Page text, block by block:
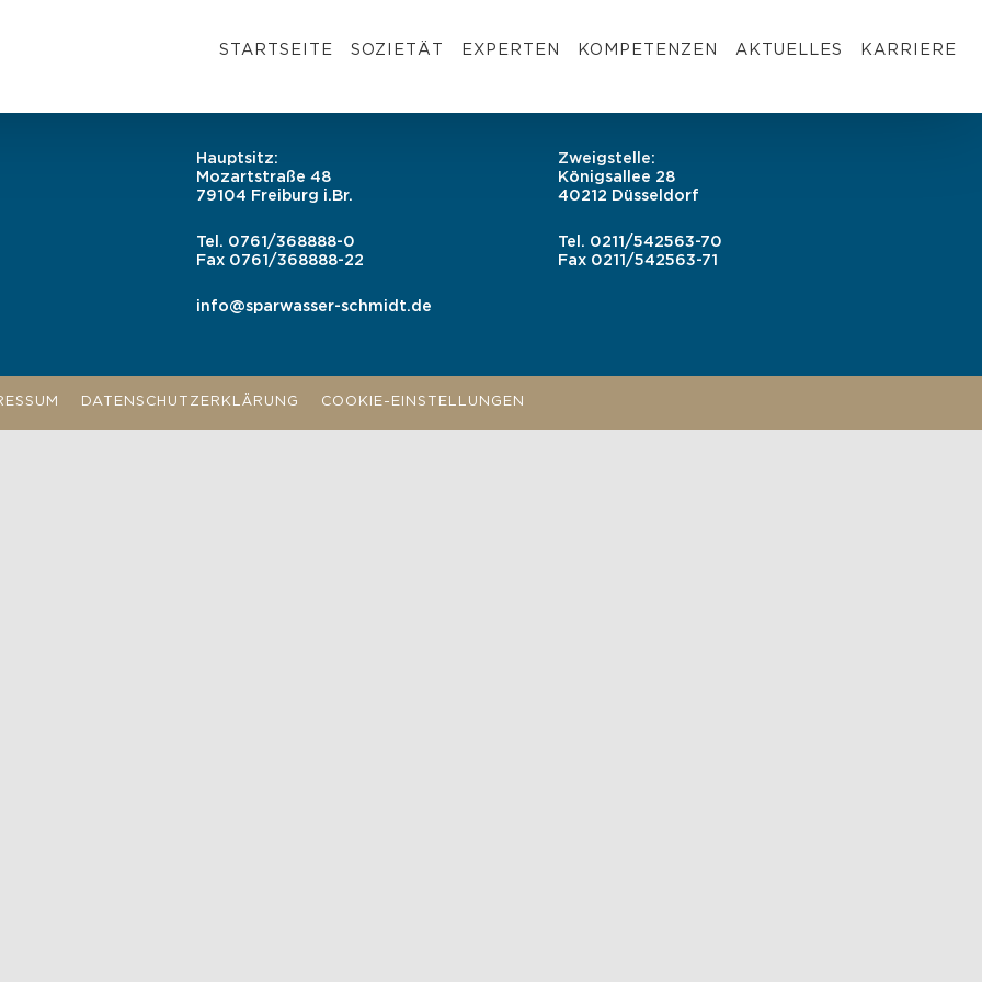
STARTSEITE SOZIETÄT EXPERTEN KOMPETENZEN AKTUELLES KARRIERE
Hauptsitz:
Mozartstraße 48
79104 Freiburg i.Br.
Tel. 0761/368888-0
Fax 0761/368888-22
info@sparwasser-schmidt.de
Zweigstelle:
Königsallee 28
40212 Düsseldorf
Tel. 0211/542563-70
Fax 0211/542563-71
DATENSCHUTZERKLÄRUNG COOKIE-EINSTELLUNGEN